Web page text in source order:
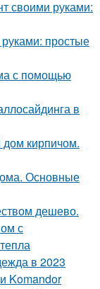
своими руками:
простые
с помощью
в
кирпичом.
Основные
дешево.
с
в 2023
Komandor